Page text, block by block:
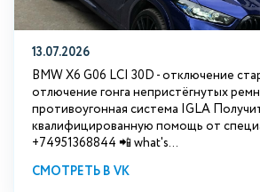
13.07.2026
BMW X6 G06 LCI 30D - отключение
отлючение гонга непристёгнутых
противоугонная система IGLA
квалифицированную помощь от
+74951368844 📲 what's...
СМОТРЕТЬ В VK